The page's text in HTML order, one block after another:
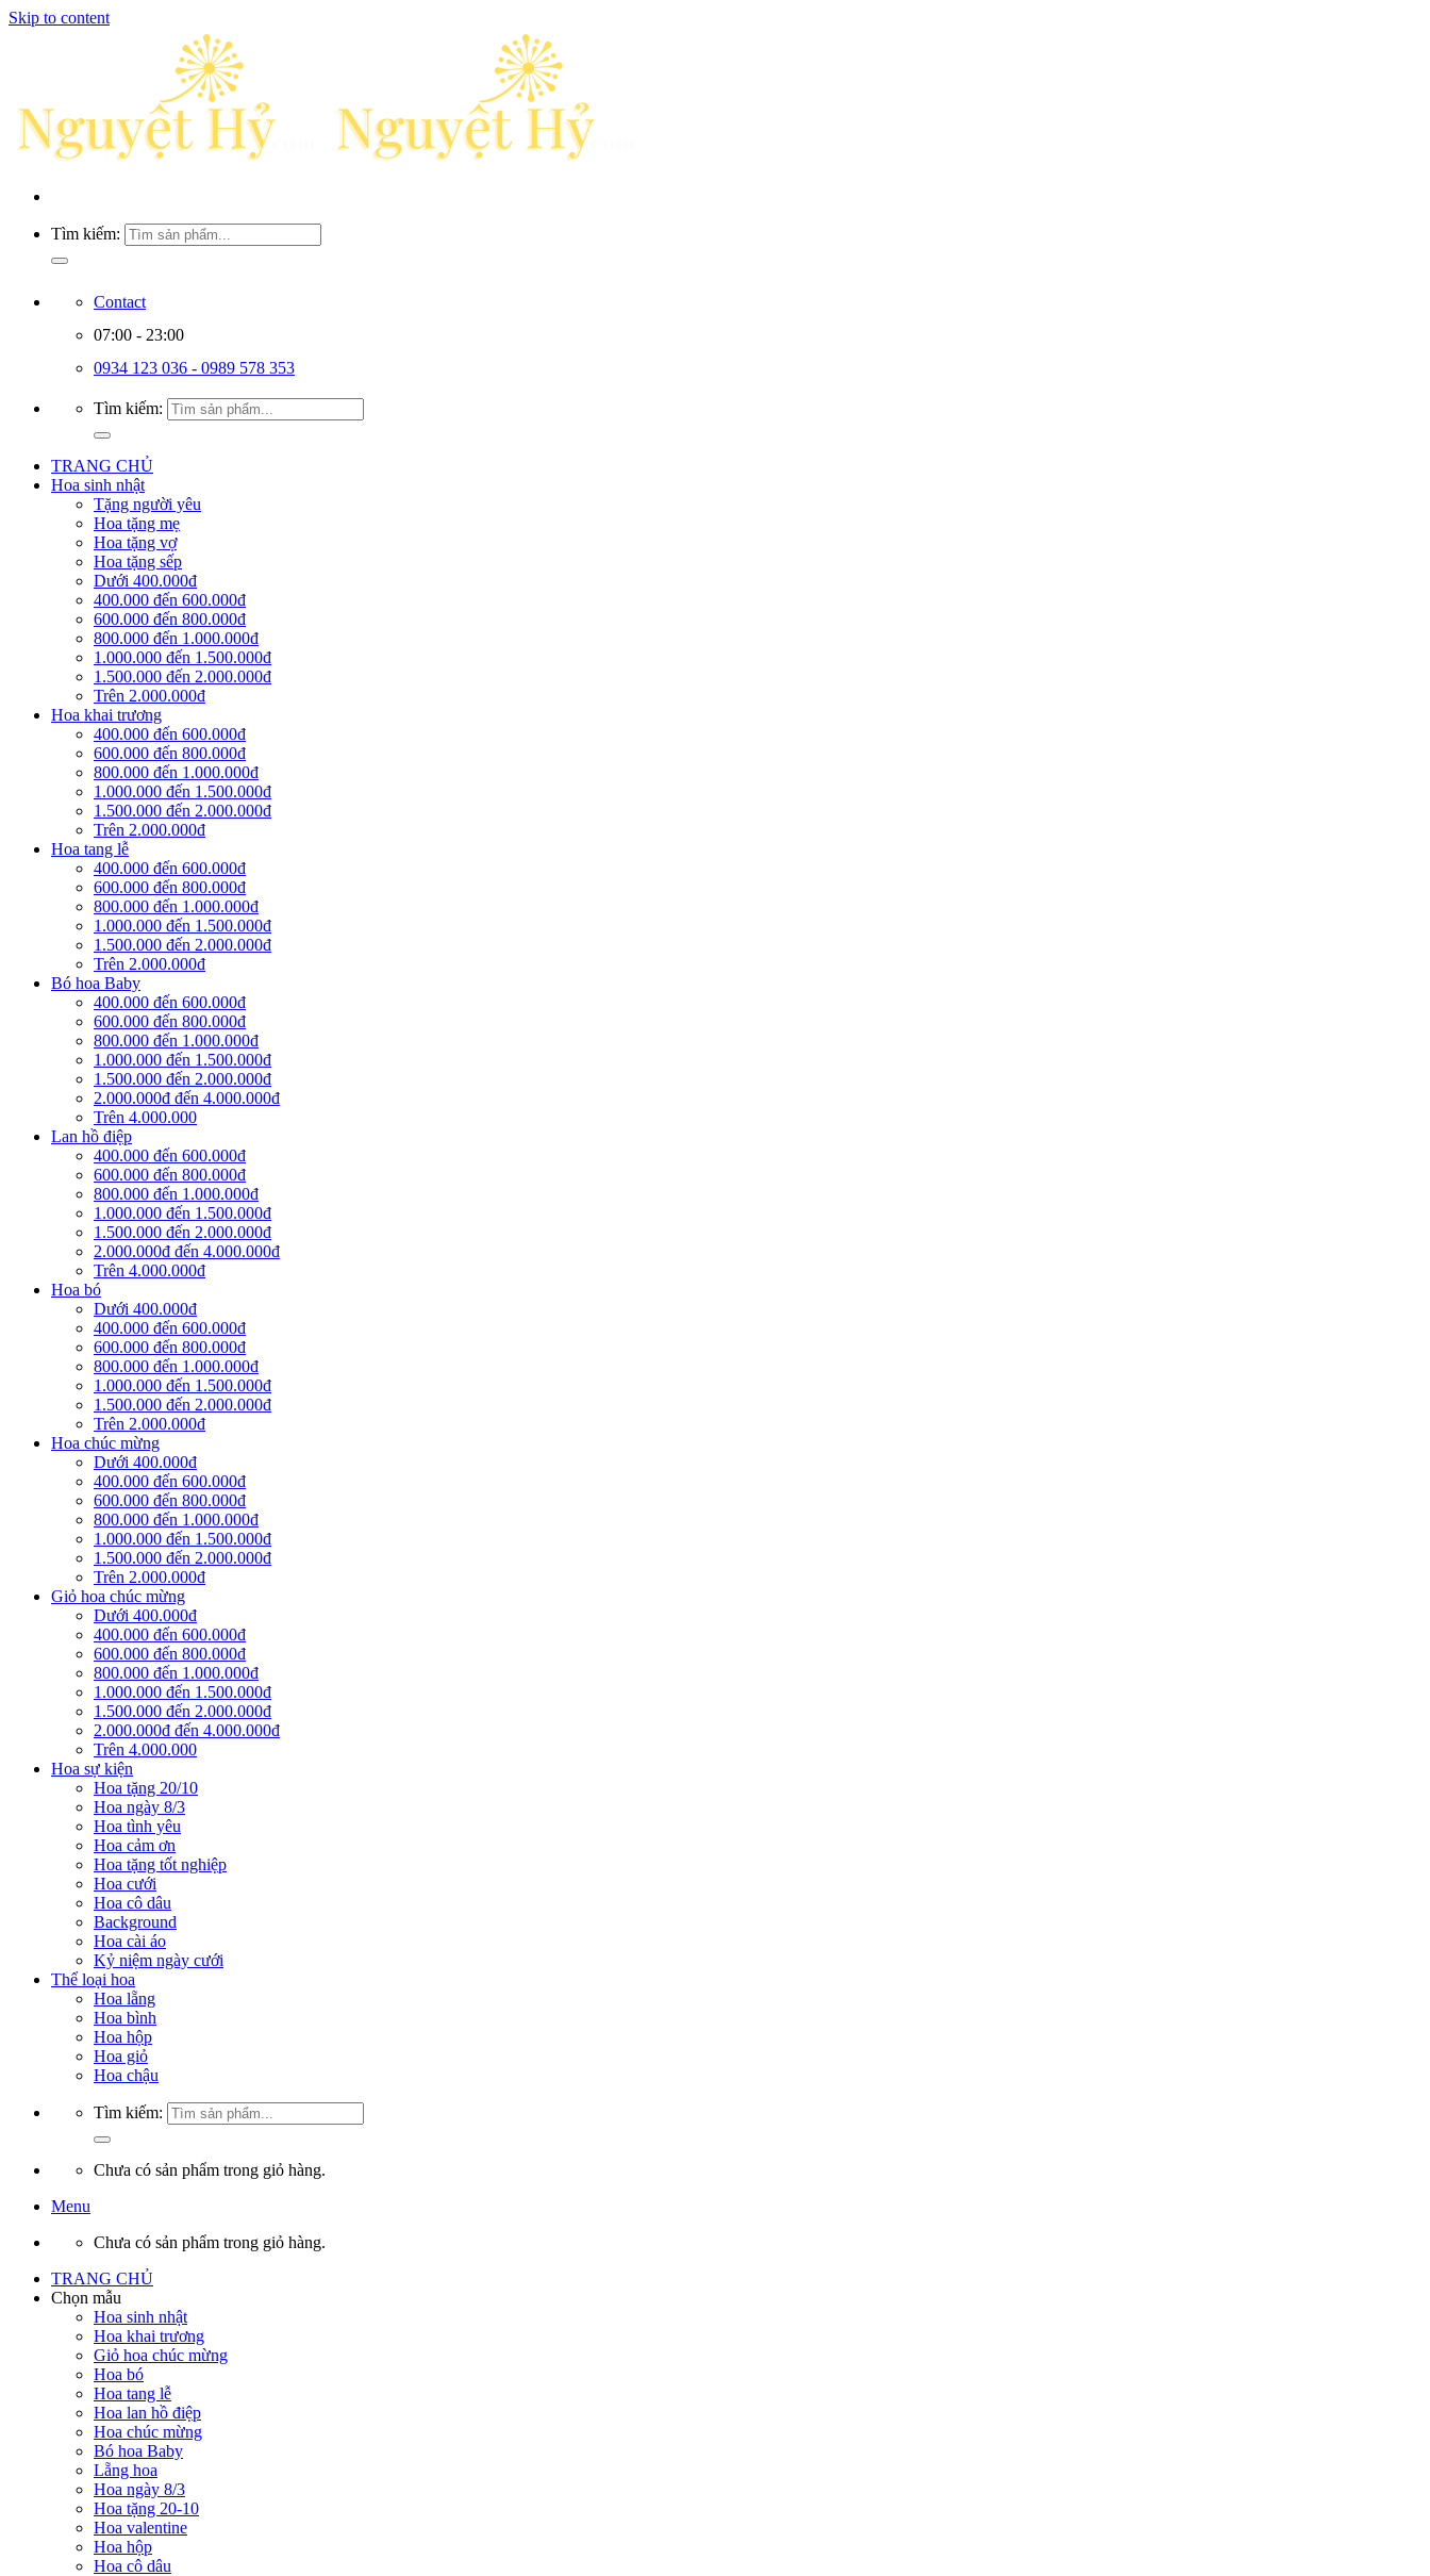
Skip to content
Tìm kiếm:
Contact
07:00 - 23:00
0934 123 036 - 0989 578 353
Tìm kiếm:
TRANG CHỦ
Hoa sinh nhật
Tặng người yêu
Hoa tặng mẹ
Hoa tặng vợ
Hoa tặng sếp
Dưới 400.000đ
400.000 đến 600.000đ
600.000 đến 800.000đ
800.000 đến 1.000.000đ
1.000.000 đến 1.500.000đ
1.500.000 đến 2.000.000đ
Trên 2.000.000đ
Hoa khai trương
400.000 đến 600.000đ
600.000 đến 800.000đ
800.000 đến 1.000.000đ
1.000.000 đến 1.500.000đ
1.500.000 đến 2.000.000đ
Trên 2.000.000đ
Hoa tang lễ
400.000 đến 600.000đ
600.000 đến 800.000đ
800.000 đến 1.000.000đ
1.000.000 đến 1.500.000đ
1.500.000 đến 2.000.000đ
Trên 2.000.000đ
Bó hoa Baby
400.000 đến 600.000đ
600.000 đến 800.000đ
800.000 đến 1.000.000đ
1.000.000 đến 1.500.000đ
1.500.000 đến 2.000.000đ
2.000.000đ đến 4.000.000đ
Trên 4.000.000
Lan hồ điệp
400.000 đến 600.000đ
600.000 đến 800.000đ
800.000 đến 1.000.000đ
1.000.000 đến 1.500.000đ
1.500.000 đến 2.000.000đ
2.000.000đ đến 4.000.000đ
Trên 4.000.000đ
Hoa bó
Dưới 400.000đ
400.000 đến 600.000đ
600.000 đến 800.000đ
800.000 đến 1.000.000đ
1.000.000 đến 1.500.000đ
1.500.000 đến 2.000.000đ
Trên 2.000.000đ
Hoa chúc mừng
Dưới 400.000đ
400.000 đến 600.000đ
600.000 đến 800.000đ
800.000 đến 1.000.000đ
1.000.000 đến 1.500.000đ
1.500.000 đến 2.000.000đ
Trên 2.000.000đ
Giỏ hoa chúc mừng
Dưới 400.000đ
400.000 đến 600.000đ
600.000 đến 800.000đ
800.000 đến 1.000.000đ
1.000.000 đến 1.500.000đ
1.500.000 đến 2.000.000đ
2.000.000đ đến 4.000.000đ
Trên 4.000.000
Hoa sự kiện
Hoa tặng 20/10
Hoa ngày 8/3
Hoa tình yêu
Hoa cảm ơn
Hoa tặng tốt nghiệp
Hoa cưới
Hoa cô dâu
Background
Hoa cài áo
Kỷ niệm ngày cưới
Thể loại hoa
Hoa lẵng
Hoa bình
Hoa hộp
Hoa giỏ
Hoa chậu
Tìm kiếm:
Chưa có sản phẩm trong giỏ hàng.
Menu
Chưa có sản phẩm trong giỏ hàng.
TRANG CHỦ
Chọn mẫu
Hoa sinh nhật
Hoa khai trương
Giỏ hoa chúc mừng
Hoa bó
Hoa tang lễ
Hoa lan hồ điệp
Hoa chúc mừng
Bó hoa Baby
Lẵng hoa
Hoa ngày 8/3
Hoa tặng 20-10
Hoa valentine
Hoa hộp
Hoa cô dâu